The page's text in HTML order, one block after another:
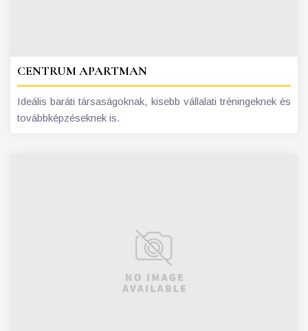
CENTRUM APARTMAN
Ideális baráti társaságoknak, kisebb vállalati tréningeknek és
továbbképzéseknek is.